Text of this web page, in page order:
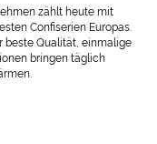
zählt heute mit
Confiserien Europas.
beste Qualität, einmalige
bringen täglich